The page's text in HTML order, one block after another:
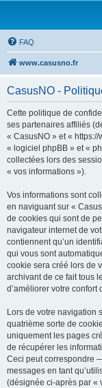
FAQ
www.casusno.fr
CasusNO -
Cette politique de
ses partenaires affiliés
« CasusNO » et «
« logiciel phpBB » et «
collectées lors des
« vos informations »).
Vos informations sont
en naviguant sur «
de cookies qui sont de
navigateur internet de
contiennent qu’un
qui vous sont
cookie sera créé lors de
archivant de ce fait tous
d’améliorer votre confort
Lors de votre navigation
quatrième sorte de
uniquement les pages
de récupérer les
Ceci peut correspondre
messages en tant
(désignée ci-après par «